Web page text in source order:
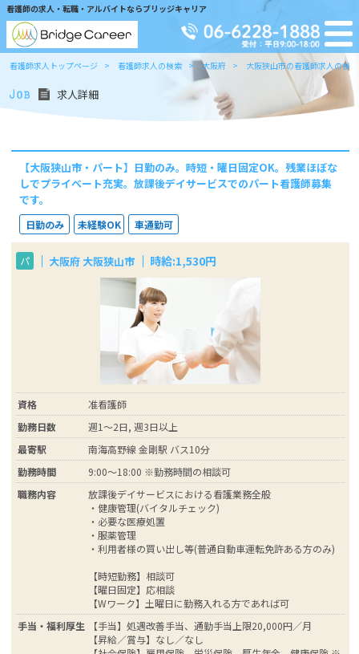
看護師の求人・転職・アルバイトならブリッジキャリア
看護師求人トップページ 看護師求人の検索 大阪府 大阪狭山市の看護師求人の検索
求人詳細
【大阪狭山市・パート】日勤のみ。時短・曜日固定OK。残業ほぼな
しでプライベート充実。放課後デイサービスでのパート看護師募集
です。
日勤のみ 未経験OK 車通勤可
パ 大阪府 大阪狭山市 時給:1,530円
資格
准看護師
勤務日数
週1～2日, 週3日以上
最寄駅
南海高野線 金剛駅 バス10分
勤務時間
9:00～18:00 ※勤務時間の相談可
職務内容
放課後デイサービスにおける看護業務全般
・健康管理(バイタルチェック)
・必要な医療処置
・服薬管理
・利用者様の買い出し等(普通自動車運転免許ある方のみ)
【時短勤務】相談可
【曜日固定】応相談
【Wワーク】土曜日に勤務入れる方であれば可
手当・福利厚生
【手当】処遇改善手当、通勤手当上限20,000円／月
【昇給／賞与】なし／なし